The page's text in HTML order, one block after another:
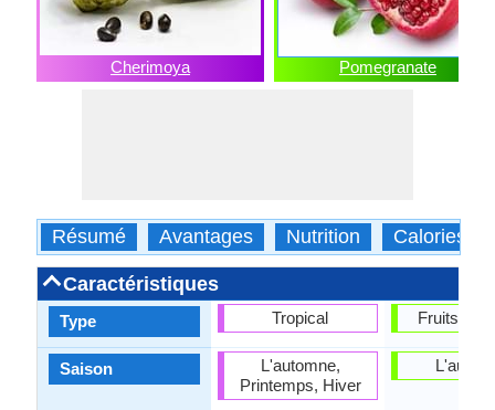
Cherimoya Pomegranate
Résumé Avantages Nutrition Calories
Caractéristiques
Type
Saison
Tropical
L'automne,
Printemps, Hiver
Fruits de